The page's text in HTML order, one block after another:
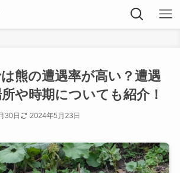
熊の遭遇率が高い？遭遇
や時期についても紹介！
30日 2024年5月23日